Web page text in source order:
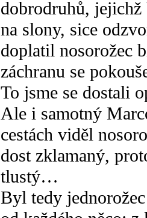
dobrodruhů, jejichž
na slony, sice
doplatil nosorožec
záchranu se
To jsme se dostali
Ale i samotný
cestách viděl
dost zklamaný,
tlustý…
Byl tedy